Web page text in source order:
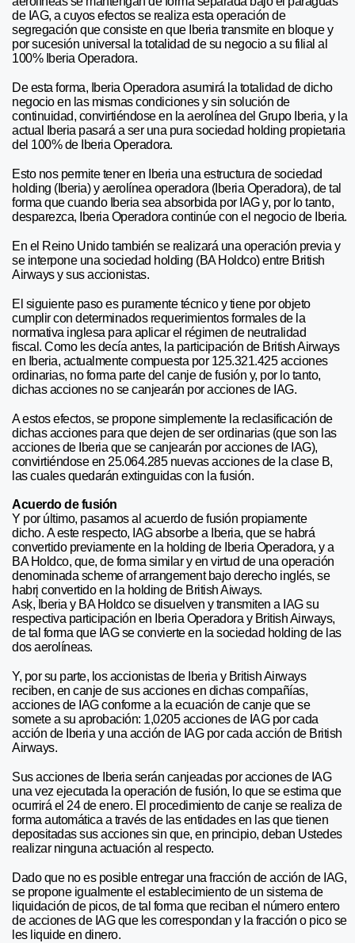
de IAG, a cuyos efectos se realiza esta operación de
segregación que consiste en que Iberia transmite en bloque y
por sucesión universal la totalidad de su negocio a su filial al
100% Iberia Operadora.
De esta forma, Iberia Operadora asumirá la totalidad de dicho
negocio en las mismas condiciones y sin solución de
continuidad, convirtiéndose en la aerolínea del Grupo Iberia, y la
actual Iberia pasará a ser una pura sociedad holding propietaria
del 100% de Iberia Operadora.
Esto nos permite tener en Iberia una estructura de sociedad
holding (Iberia) y aerolínea operadora (Iberia Operadora), de tal
forma que cuando Iberia sea absorbida por IAG y, por lo tanto,
desparezca, Iberia Operadora continúe con el negocio de Iberia.
En el Reino Unido también se realizará una operación previa y
se interpone una sociedad holding (BA Holdco) entre British
Airways y sus accionistas.
El siguiente paso es puramente técnico y tiene por objeto
cumplir con determinados requerimientos formales de la
normativa inglesa para aplicar el régimen de neutralidad
fiscal. Como les decía antes, la participación de British Airways
en Iberia, actualmente compuesta por 125.321.425 acciones
ordinarias, no forma parte del canje de fusión y, por lo tanto,
dichas acciones no se canjearán por acciones de IAG.
A estos efectos, se propone simplemente la reclasificación de
dichas acciones para que dejen de ser ordinarias (que son las
acciones de Iberia que se canjearán por acciones de IAG),
convirtiéndose en 25.064.285 nuevas acciones de la clase B,
las cuales quedarán extinguidas con la fusión.
Acuerdo de fusión
Y por último, pasamos al acuerdo de fusión propiamente
dicho. A este respecto, IAG absorbe a Iberia, que se habrá
convertido previamente en la holding de Iberia Operadora, y a
BA Holdco, que, de forma similar y en virtud de una operación
denominada scheme of arrangement bajo derecho inglés, se
habrį convertido en la holding de British Aiways.
Asķ, Iberia y BA Holdco se disuelven y transmiten a IAG su
respectiva participación en Iberia Operadora y British Airways,
de tal forma que IAG se convierte en la sociedad holding de las
dos aerolíneas.
Y, por su parte, los accionistas de Iberia y British Airways
reciben, en canje de sus acciones en dichas compañías,
acciones de IAG conforme a la ecuación de canje que se
somete a su aprobación: 1,0205 acciones de IAG por cada
acción de Iberia y una acción de IAG por cada acción de British
Airways.
Sus acciones de Iberia serán canjeadas por acciones de IAG
una vez ejecutada la operación de fusión, lo que se estima que
ocurrirá el 24 de enero. El procedimiento de canje se realiza de
forma automática a través de las entidades en las que tienen
depositadas sus acciones sin que, en principio, deban Ustedes
realizar ninguna actuación al respecto.
Dado que no es posible entregar una fracción de acción de IAG,
se propone igualmente el establecimiento de un sistema de
liquidación de picos, de tal forma que reciban el número entero
de acciones de IAG que les correspondan y la fracción o pico se
les liquide en dinero.